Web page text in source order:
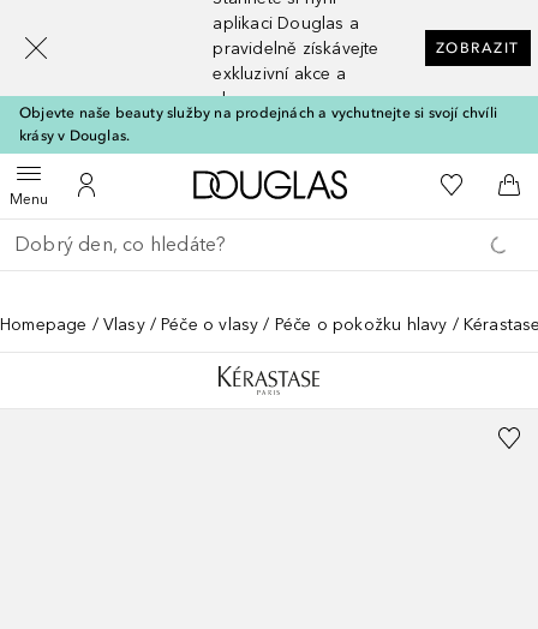
aplikaci Douglas a
pravidelně získávejte
exkluzivní akce a
slevy
ZOBRAZIT
Objevte naše beauty služby na prodejnách a vychutnejte si svojí chvíli
krásy v Douglas.
MenuOtevřít menuK mému účtu
Domů K mému
Do
Vraťte se
Proveďte vyhledávání
Homepage Vlasy Péče o vlasy Péče o pokožku hlavy
[navigation.slideout.screenreader]